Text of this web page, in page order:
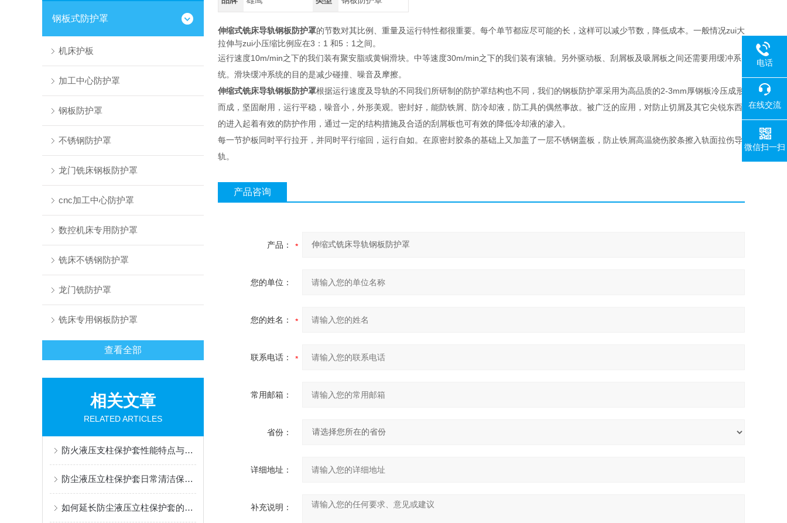
钢板式防护罩
机床护板
加工中心防护罩
钢板防护罩
不锈钢防护罩
龙门铣床钢板防护罩
cnc加工中心防护罩
数控机床专用防护罩
铣床不锈钢防护罩
龙门铣防护罩
铣床专用钢板防护罩
查看全部
相关文章
RELATED ARTICLES
防火液压支柱保护套性能特点与阻燃防护应用
防尘液压立柱保护套日常清洁保养与更换规范
如何延长防尘液压立柱保护套的使用寿命？
伸缩式铣床导轨钢板防护罩的节数对其比例、重量及运行特性都很重要。每个单节都应尽可能的长，这样可以减少节数，降低成本。一般情况zui大
拉伸与zui小压缩比例应在3：1 和5：1之间。
运行速度10m/min之下的我们装有聚安脂或黄铜滑块。中等速度30m/min之下的我们装有滚轴。另外驱动板、刮屑板及吸屑板之间还需要用缓冲系
统。滑块缓冲系统的目的是减少碰撞、噪音及摩擦。
伸缩式铣床导轨钢板防护罩根据运行速度及导轨的不同我们所研制的防护罩结构也不同，我们的钢板防护罩采用为高品质的2-3mm厚钢板冷压成形
而成，坚固耐用，运行平稳，噪音小，外形美观。密封好，能防铁屑、防冷却液，防工具的偶然事故。被广泛的应用，对防止切屑及其它尖锐东西
的进入起着有效的防护作用，通过一定的结构措施及合适的刮屑板也可有效的降低冷却液的渗入。
每一节护板同时平行拉开，并同时平行缩回，运行自如。在原密封胶条的基础上又加盖了一层不锈钢盖板，防止铁屑高温烧伤胶条擦入轨面拉伤导
轨。
产品咨询
产品：
您的单位：
您的姓名：
联系电话：
常用邮箱：
省份：
详细地址：
补充说明：
电话
在线交流
微信扫一扫